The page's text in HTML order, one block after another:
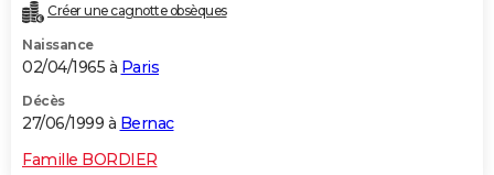
Créer une cagnotte obsèques
Naissance
02/04/1965 à Paris
Décès
27/06/1999 à Bernac
Famille BORDIER